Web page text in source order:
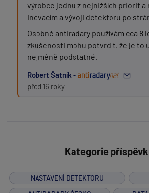
výrobce jednu z nejnižších priorit a
inovacím a vývoji detektoru po
Osobně antiradary používám cca 8
zkušenosti mohu potvrdit, že je to
nejméně podstatné.
Robert Šatník -
před 16 roky
Kategorie
NASTAVENÍ DETEKTORU